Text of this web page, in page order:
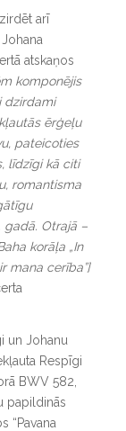
arī
atskaņos
komponējis
dzirdami
ērģeļu
pateicoties
līdzīgi kā citi
romantisma
gadā. Otrajā –
korāļa „In
mana cerība”]
un Johanu
Respīgi
BWV 582,
papildinās
“Pavana